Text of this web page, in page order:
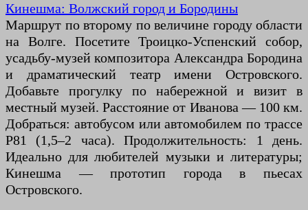
Кинешма: Волжский город и Бородины
Маршрут по второму по величине городу области
на Волге. Посетите Троицко-Успенский собор,
усадьбу-музей композитора Александра Бородина
и драматический театр имени Островского.
Добавьте прогулку по набережной и визит в
местный музей. Расстояние от Иванова — 100 км.
Добраться: автобусом или автомобилем по трассе
Р81 (1,5–2 часа). Продолжительность: 1 день.
Идеально для любителей музыки и литературы;
Кинешма — прототип города в пьесах
Островского.